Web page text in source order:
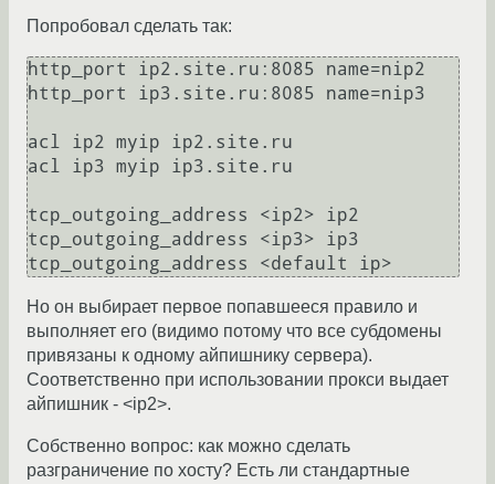
Попробовал сделать так:
http_port ip2.site.ru:8085 name=nip2
http_port ip3.site.ru:8085 name=nip3
acl ip2 myip ip2.site.ru
acl ip3 myip ip3.site.ru
tcp_outgoing_address <ip2> ip2
tcp_outgoing_address <ip3> ip3
Но он выбирает первое попавшееся правило и
выполняет его (видимо потому что все субдомены
привязаны к одному айпишнику сервера).
Соответственно при использовании прокси выдает
айпишник - <ip2>.
Собственно вопрос: как можно сделать
разграничение по хосту? Есть ли стандартные